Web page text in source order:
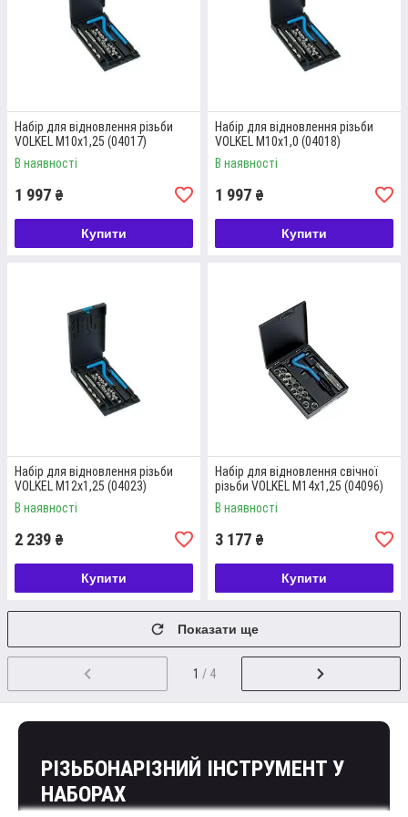
та для ручного застосування.
Докладніше
Відгуки наших клієнтів
КУПИТИ НАБІР РІЗЬБОНАРІЗНОГО
ІНСТРУМЕНТУ ВЕЛИКОГО РОЗМІРУ ТА
Оформити покупку можливо через форму на
сайті, в месенджерах або електронною поштою,
а також зателефонувавши за номером, що
вказаний у контактах.
ЗВОРОТНІЙ ЗВ'ЯЗОК
Найближчим часом після оформлення наші
менеджери зв'яжуться з вами для
підтвердження замовлення і уточнення деталей
по відправленню.
Набір для відновлення різьби
VOLKEL М10х1,25 (04017)
В наявності
1 997 ₴
Купити
Набір для відновлення різьби
VOLKEL М10х1,0 (04018)
В наявності
1 997 ₴
Купити
Набір для відновлення різьби
VOLKEL М12х1,25 (04023)
В наявності
2 239 ₴
Купити
Набір для відновлення свічної
різьби VOLKEL М14х1,25 (04096)
В наявності
3 177 ₴
Купити
Показати ще
1 / 4
РІЗЬБОНАРІЗНИЙ ІНСТРУМЕНТ У
НАБОРАХ